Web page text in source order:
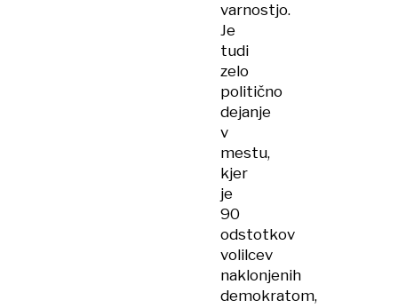
varnostjo.
Je
tudi
zelo
politično
dejanje
v
mestu,
kjer
je
90
odstotkov
volilcev
naklonjenih
demokratom,